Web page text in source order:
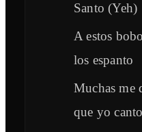
Santo (Yeh)
A estos
los espanto
Muchas me
que yo